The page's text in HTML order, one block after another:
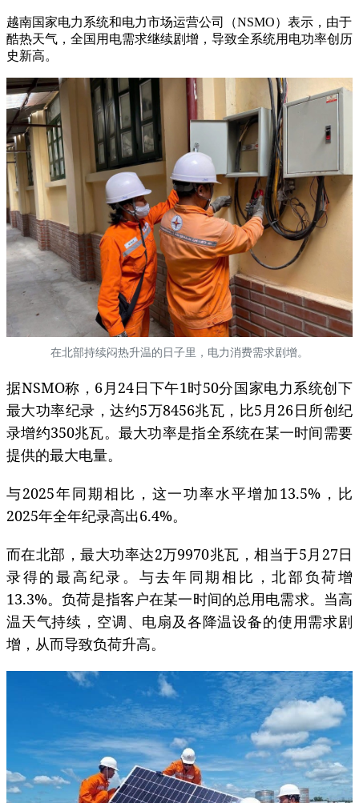
越南国家电力系统和电力市场运营公司（NSMO）表示，由于
酷热天气，全国用电需求继续剧增，导致全系统用电功率创历
史新高。
在北部持续闷热升温的日子里，电力消费需求剧增。
据NSMO称，6月24日下午1时50分国家电力系统创下
最大功率纪录，达约5万8456兆瓦，比5月26日所创纪
录增约350兆瓦。最大功率是指全系统在某一时间需要
提供的最大电量。
与2025年同期相比，这一功率水平增加13.5%，比
2025年全年纪录高出6.4%。
而在北部，最大功率达2万9970兆瓦，相当于5月27日
录得的最高纪录。与去年同期相比，北部负荷增
13.3%。负荷是指客户在某一时间的总用电需求。当高
温天气持续，空调、电扇及各降温设备的使用需求剧
增，从而导致负荷升高。